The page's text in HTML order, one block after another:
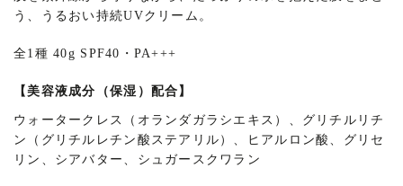
細
う、うるおい持続UVクリーム。
全1種 40g SPF40 ・ PA+++
【美容液成分（保湿）配合】
ウォータークレス（オランダガラシエキス）、グリチルリチ
ン（グリチルレチン酸ステアリル）、ヒアルロン酸、グリセ
リン、シアバター、シュガースクワラン